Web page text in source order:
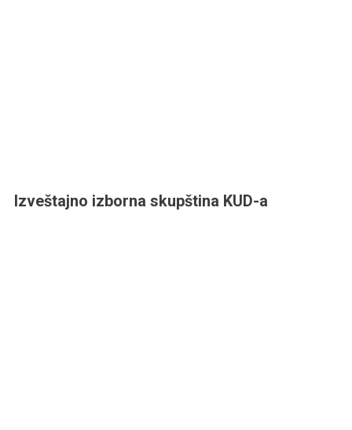
Izveštajno izborna skupština KUD-a